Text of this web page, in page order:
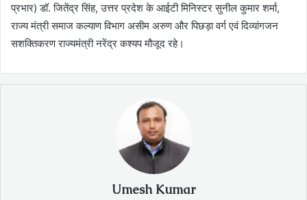
प्रभार) डॉ. जितेंद्र सिंह, उत्तर प्रदेश के आईटी मिनिस्टर सुनील कुमार शर्मा,
राज्य मंत्री समाज कल्याण विभाग असीम अरुण और पिछड़ा वर्ग एवं दिव्यांगजन
सशक्तिकरण राज्यमंत्री नरेंद्र कश्यप मौजूद रहे।
Umesh Kumar